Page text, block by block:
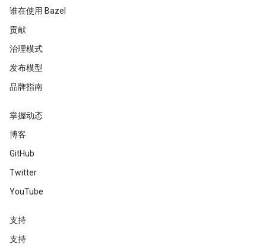
谁在使用 Bazel
贡献
治理模式
发布模型
品牌指南
掌握动态
博客
GitHub
Twitter
YouTube
支持
支持